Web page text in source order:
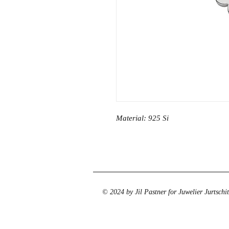
Material: 925 Si
© 2024 by Jil Pastner for Juwelier